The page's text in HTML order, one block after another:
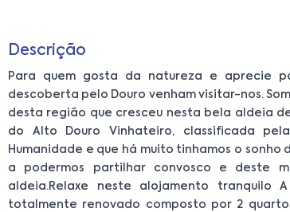
Descrição
Para quem gosta da natureza e aprecie
descoberta pelo Douro venham visitar-nos.
desta região que cresceu nesta bela aldeia
do Alto Douro Vinhateiro, classificada
Humanidade e que há muito tinhamos o
a podermos partilhar convosco e deste
aldeia.Relaxe neste alojamento tranquilo
totalmente renovado composto por 2